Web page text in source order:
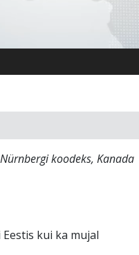
koodeks, Kanada
kui ka mujal